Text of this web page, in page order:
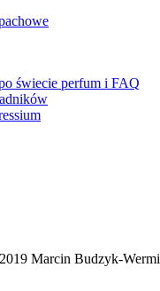
świecie perfum i FAQ
Marcin Budzyk-